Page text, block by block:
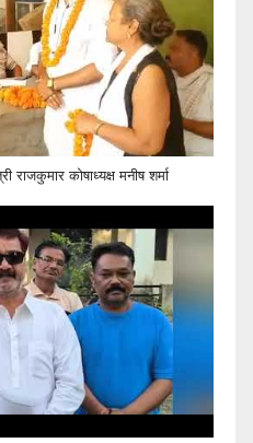
राजकुमार कोषाध्यक्ष मनीष शर्मा